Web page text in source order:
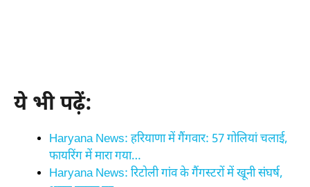
ये भी पढ़ें:
Haryana News: हरियाणा में गैंगवार: 57 गोलियां चलाई,
फायरिंग में मारा गया…
Haryana News: रिटोली गांव के गैंगस्टरों में खूनी संघर्ष,